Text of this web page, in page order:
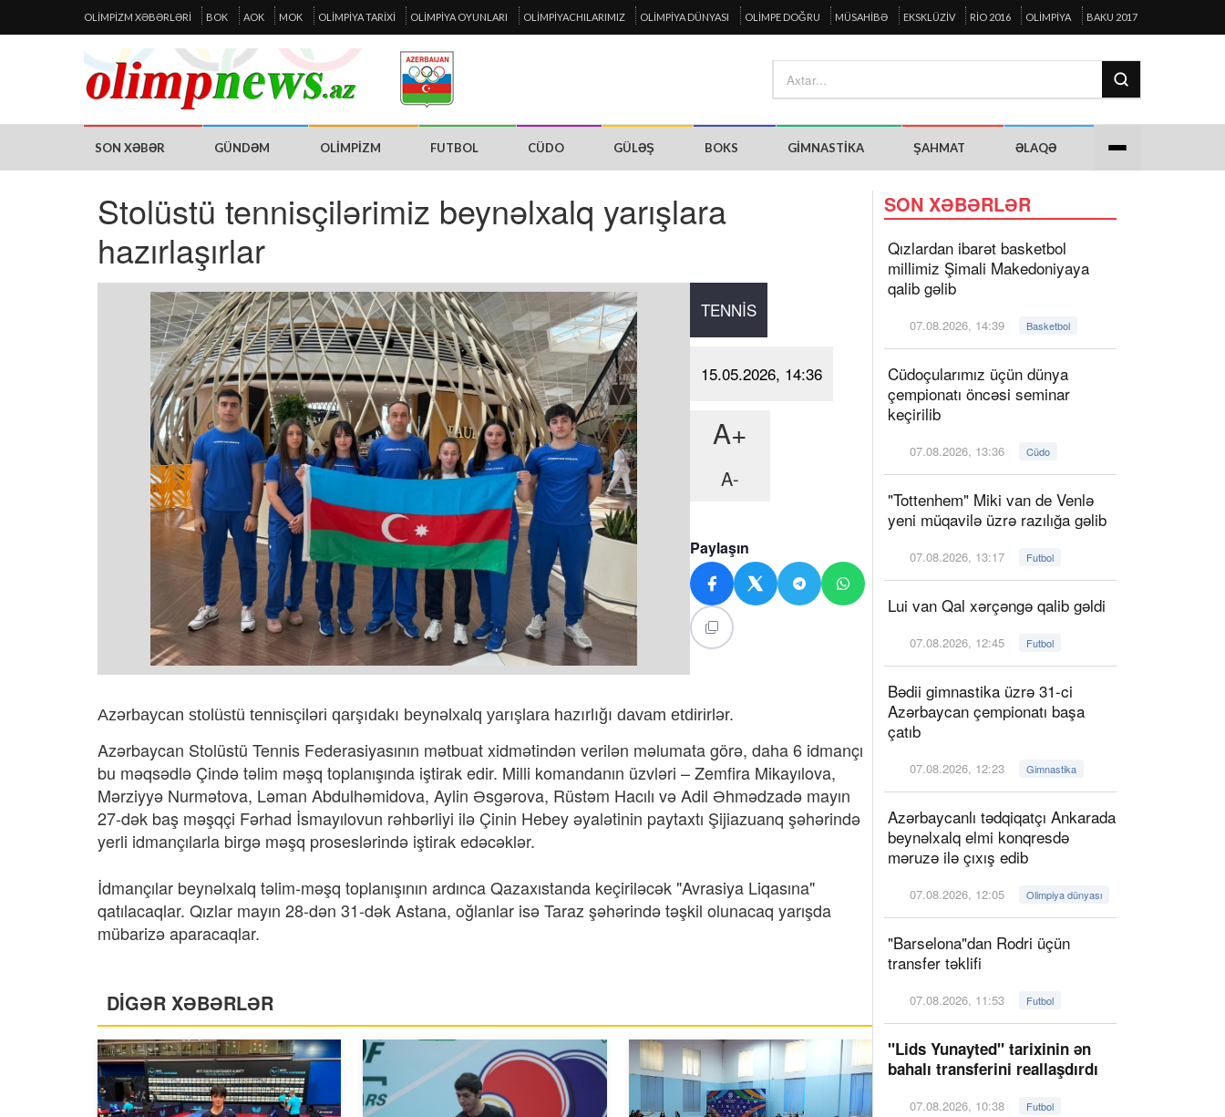
OLIMPIZM XƏBƏRLƏRI BOK AOK MOK OLIMPIYA TARIXI OLIMPIYA OYUNLARI OLIMPIYACHILARIMIZ OLIMPIYA DÜNYASI OLIMPE DOĞRU MÜSAHIBƏ EKSKLÜZIV RIO 2016 OLIMPIYA BAKU 2017
SON XƏBƏR GÜNDƏM OLIMPIZM FUTBOL CÜDO GÜLƏŞ BOKS GIMNASTIKA ŞAHMAT ƏLAQƏ
Stolüstü tennisçilərimiz beynəlxalq yarışlara
hazırlaşırlar
TENNIS
15.05.2026, 14:36
A+
A-
Paylaşın
Azərbaycan stolüstü tennisçiləri qarşıdakı beynəlxalq yarışlara hazırlığı davam etdirirlər.
Azərbaycan Stolüstü Tennis Federasiyasının mətbuat xidmətindən verilən məlumata görə, daha 6 idmançı
bu məqsədlə Çində təlim məşq toplanışında iştirak edir. Milli komandanın üzvləri – Zemfira Mikayılova,
Mərziyyə Nurmətova, Ləman Abdulhəmidova, Aylin Əsgərova, Rüstəm Hacılı və Adil Əhmədzadə mayın
27-dək baş məşqçi Fərhad İsmayılovun rəhbərliyi ilə Çinin Hebey əyalətinin paytaxtı Şijiazuanq şəhərində
yerli idmançılarla birgə məşq proseslərində iştirak edəcəklər.
İdmançılar beynəlxalq təlim-məşq toplanışının ardınca Qazaxıstanda keçiriləcək "Avrasiya Liqasına"
qatılacaqlar. Qızlar mayın 28-dən 31-dək Astana, oğlanlar isə Taraz şəhərində təşkil olunacaq yarışda
mübarizə aparacaqlar.
DİGƏR XƏBƏRLƏR
SON XƏBƏRLƏR
Qızlardan ibarət basketbol
millimiz Şimali Makedoniyaya
qalib gəlib
07.08.2026, 14:39 Basketbol
Cüdoçularımız üçün dünya
çempionatı öncəsi seminar
keçirilib
07.08.2026, 13:36 Cüdo
"Tottenhem" Miki van de Venlə
yeni müqavilə üzrə razılığa gəlib
07.08.2026, 13:17 Futbol
Lui van Qal xərçəngə qalib gəldi
07.08.2026, 12:45 Futbol
Bədii gimnastika üzrə 31-ci
Azərbaycan çempionatı başa
çatıb
07.08.2026, 12:23 Gimnastika
Azərbaycanlı tədqiqatçı Ankarada
beynəlxalq elmi konqresdə
məruzə ilə çıxış edib
07.08.2026, 12:05 Olimpiya dünyası
"Barselona"dan Rodri üçün
transfer təklifi
07.08.2026, 11:53 Futbol
"Lids Yunayted" tarixinin ən
bahalı transferini reallaşdırdı
07.08.2026, 10:38 Futbol